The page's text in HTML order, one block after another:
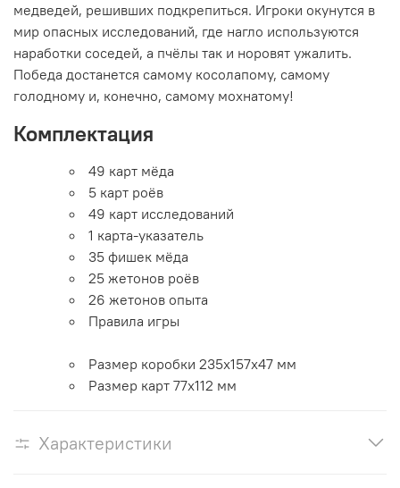
медведей, решивших подкрепиться. Игроки окунутся в
мир опасных исследований, где нагло используются
наработки соседей, а пчёлы так и норовят ужалить.
Победа достанется самому косолапому, самому
голодному и, конечно, самому мохнатому!
Комплектация
49 карт мёда
5 карт роёв
49 карт исследований
1 карта-указатель
35 фишек мёда
25 жетонов роёв
26 жетонов опыта
Правила игры
Размер коробки 235x157x47 мм
Размер карт 77x112 мм
Характеристики